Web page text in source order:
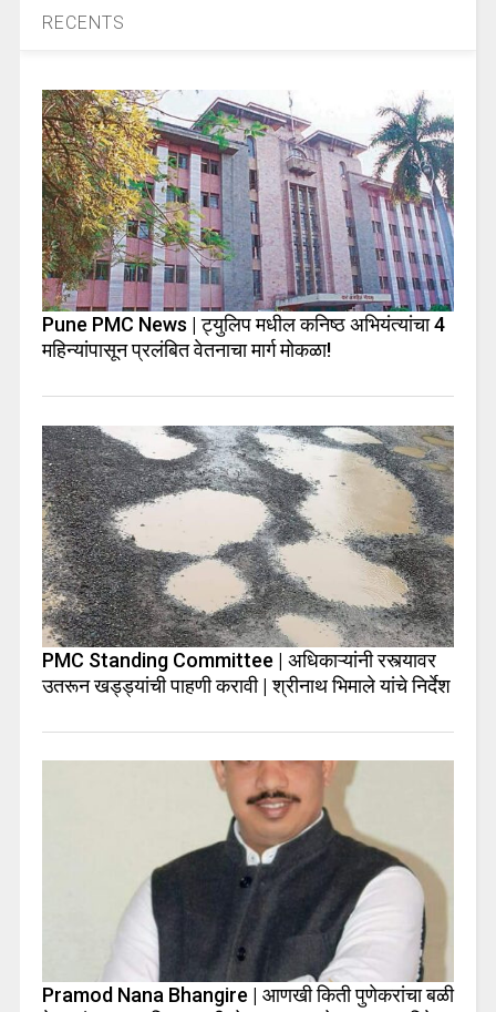
RECENTS
Pune PMC News | ट्युलिप मधील कनिष्ठ अभियंत्यांचा 4
महिन्यांपासून प्रलंबित वेतनाचा मार्ग मोकळा!
PMC Standing Committee | अधिकाऱ्यांनी रस्त्यावर
उतरून खड्ड्यांची पाहणी करावी | श्रीनाथ भिमाले यांचे निर्देश
Pramod Nana Bhangire | आणखी किती पुणेकरांचा बळी